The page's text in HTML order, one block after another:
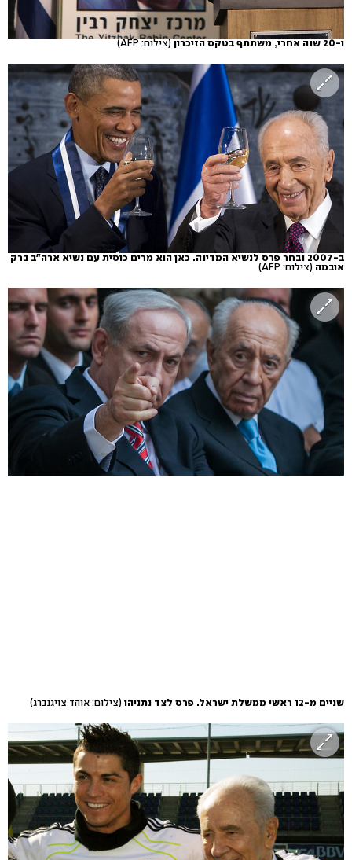
ו-20 שנה אחרי, משתתף בטקס הזיכרון (צילום: AFP)
ב-2007 נבחר פרס לנשיא המדינה. כאן הוא מרים כוסית עם נשיא ארה"ב ברק
אובמה (צילום: AFP)
שניים מ-12 ראשי ממשלת ישראל. פרס לצד נתניהו (צילום: אוהד צויגנברג)